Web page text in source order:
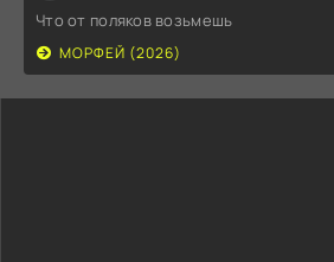
Что от поляков возьмешь
МОРФЕЙ (2026)